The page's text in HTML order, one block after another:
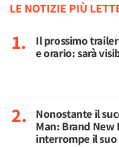
LE NOTIZIE PIÙ
Il prossimo
e orario: sarà
Nonostante il
Man: Brand New
interrompe il